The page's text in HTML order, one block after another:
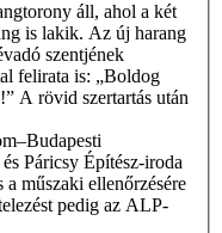
áll, ahol a két
is lakik. Az új harang
szentjének
felirata is: „Boldog
A rövid szertartás után
Páricsy Építész-iroda
műszaki ellenőrzésére
pedig az ALP-